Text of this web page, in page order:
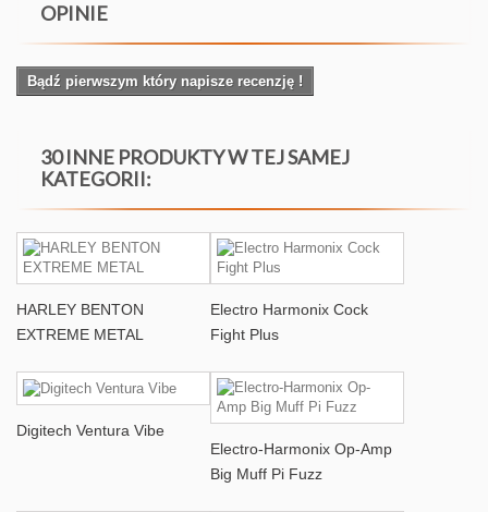
OPINIE
Bądź pierwszym który napisze recenzję !
30 INNE PRODUKTY W TEJ SAMEJ
KATEGORII:
HARLEY BENTON
EXTREME METAL
Electro Harmonix Cock
Fight Plus
Digitech Ventura Vibe
Electro-Harmonix Op-Amp
Big Muff Pi Fuzz